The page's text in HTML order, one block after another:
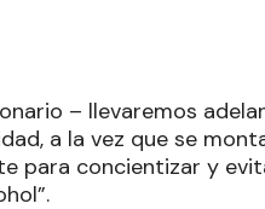
– llevaremos
a la vez que se
para concientizar y